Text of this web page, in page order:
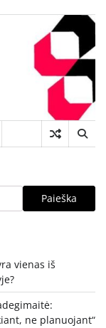
Paieška
vienas iš
ne planuojant“